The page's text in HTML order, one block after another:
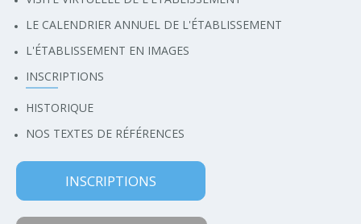
LE CALENDRIER ANNUEL DE L'ÉTABLISSEMENT
L'ÉTABLISSEMENT EN IMAGES
INSCRIPTIONS
HISTORIQUE
NOS TEXTES DE RÉFÉRENCES
INSCRIPTIONS